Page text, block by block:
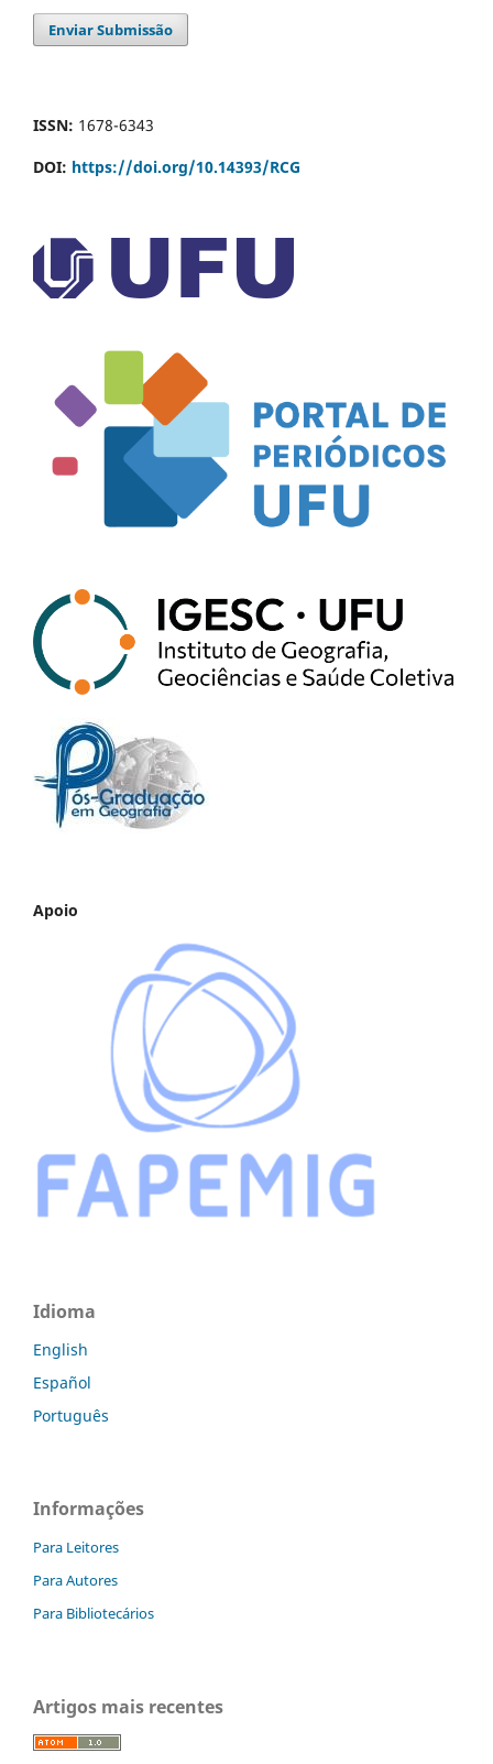
Enviar Submissão
ISSN: 1678-6343
DOI: https://doi.org/10.14393/RCG
Apoio
Idioma
English
Español
Português
Informações
Para Leitores
Para Autores
Para Bibliotecários
Artigos mais recentes